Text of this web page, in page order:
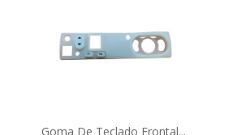
Goma De Teclado Frontal...